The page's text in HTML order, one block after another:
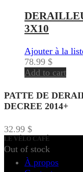
3X10
Ajouter à la
78.99 $
Add to cart
PATTE DE
DECREE 2014+
32.99 $
Out of stock
LE VÉLO CAFÉ
À propos